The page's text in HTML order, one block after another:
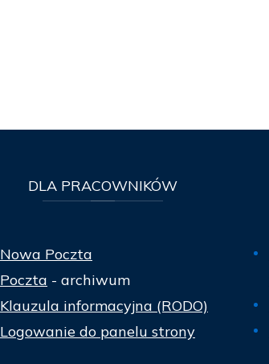
DLA PRACOWNIKÓW
Nowa Poczta
Poczta - archiwum
Klauzula informacyjna (RODO)
Logowanie do panelu strony